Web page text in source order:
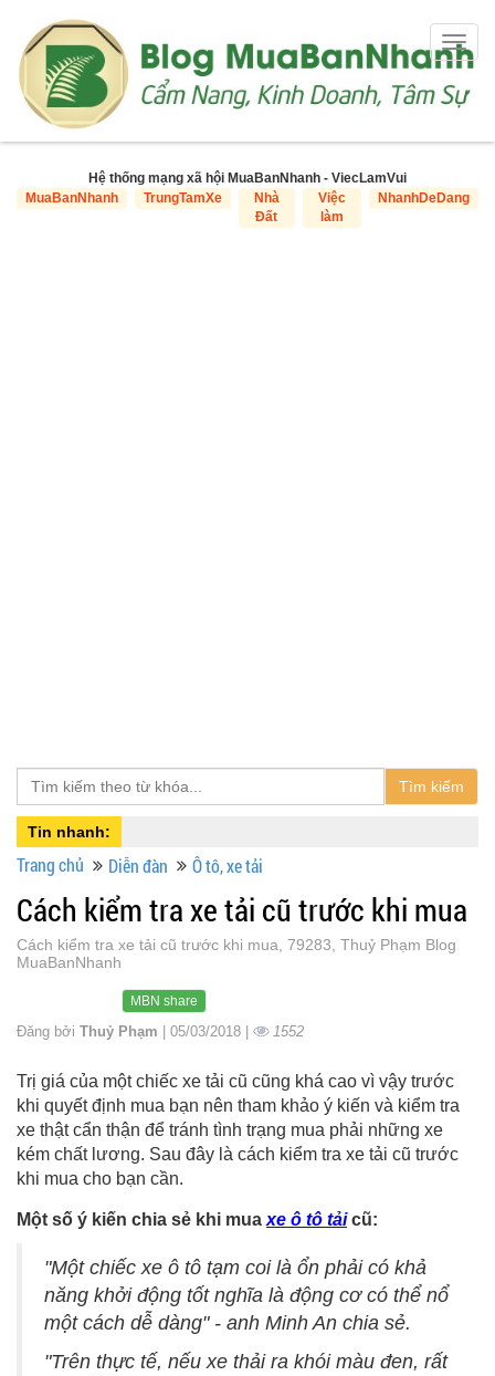
Hệ thống mạng xã hội MuaBanNhanh - ViecLamVui
MuaBanNhanh
TrungTamXe
Nhà
Đất
Việc
làm
NhanhDeDang
Tìm kiếm
Tin nhanh:
Trang chủ Diễn đàn Ô tô, xe tải
Cách kiểm tra xe tải cũ trước khi mua
Cách kiểm tra xe tải cũ trước khi mua, 79283, Thuỷ Phạm Blog
MuaBanNhanh
MBN share
Đăng bởi Thuỷ Phạm | 05/03/2018 | 1552
Trị giá của một chiếc xe tải cũ cũng khá cao vì vậy trước
khi quyết định mua bạn nên tham khảo ý kiến và kiểm tra
xe thật cẩn thận để tránh tình trạng mua phải những xe
kém chất lương. Sau đây là cách kiểm tra xe tải cũ trước
khi mua cho bạn cần.
Một số ý kiến chia sẻ khi mua xe ô tô tảicũ:
"Một chiếc xe ô tô tạm coi là ổn phải có khả
năng khởi động tốt nghĩa là động cơ có thể nổ
một cách dễ dàng" - anh Minh An chia sẻ.
"Trên thực tế, nếu xe thải ra khói màu đen, rất